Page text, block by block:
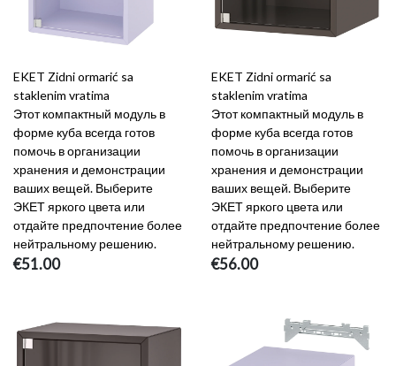
EKET Zidni ormarić sa
staklenim vratima
Этот компактный модуль в
форме куба всегда готов
помочь в организации
хранения и демонстрации
ваших вещей. Выберите
ЭКЕТ яркого цвета или
отдайте предпочтение более
нейтральному решению.
€51.00
EKET Zidni ormarić sa
staklenim vratima
Этот компактный модуль в
форме куба всегда готов
помочь в организации
хранения и демонстрации
ваших вещей. Выберите
ЭКЕТ яркого цвета или
отдайте предпочтение более
нейтральному решению.
€56.00